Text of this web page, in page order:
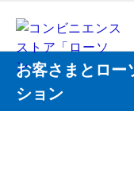
お客さまとロー
ション